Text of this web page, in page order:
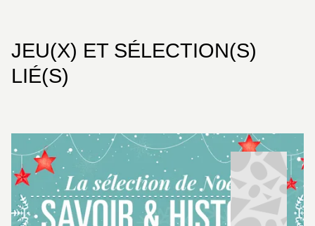
JEU(X) ET SÉLECTION(S)
LIÉ(S)